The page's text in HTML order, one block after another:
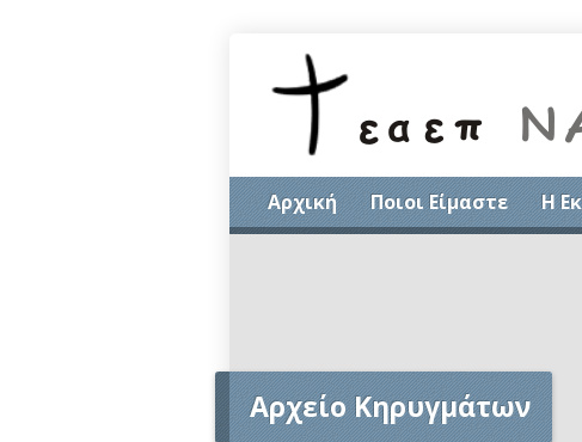
Αρχική Ποιοι Είμαστε Η
Αρχείο Κηρυγμάτων